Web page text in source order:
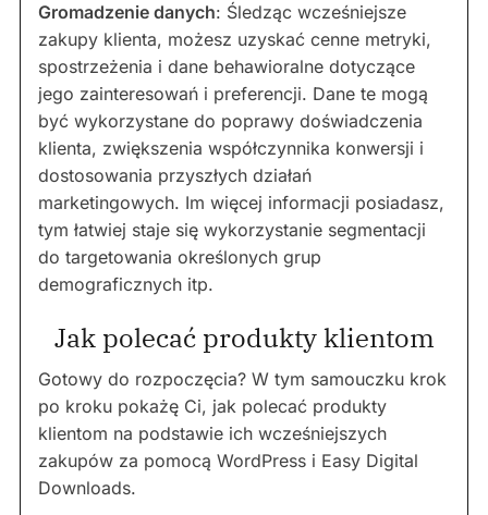
Gromadzenie danych: Śledząc wcześniejsze
zakupy klienta, możesz uzyskać cenne metryki,
spostrzeżenia i dane behawioralne dotyczące
jego zainteresowań i preferencji. Dane te mogą
być wykorzystane do poprawy doświadczenia
klienta, zwiększenia współczynnika konwersji i
dostosowania przyszłych działań
marketingowych. Im więcej informacji posiadasz,
tym łatwiej staje się wykorzystanie segmentacji
do targetowania określonych grup
demograficznych itp.
Jak polecać produkty klientom
Gotowy do rozpoczęcia? W tym samouczku krok
po kroku pokażę Ci, jak polecać produkty
klientom na podstawie ich wcześniejszych
zakupów za pomocą WordPress i Easy Digital
Downloads.